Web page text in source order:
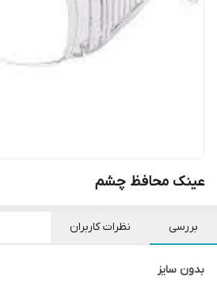
عینک محافظ چشم
بررسی نظرات کاربران
بدون سایز